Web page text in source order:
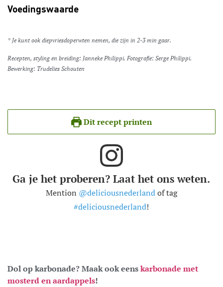
Voedingswaarde
* Je kunt ook diepvriesdoperwten nemen, die zijn in 2-3 min gaar.
Recepten, styling en breiding: Janneke Philippi. Fotografie: Serge Philippi.
Bewerking: Trudelies Schouten
Dit recept printen
Ga je het proberen? Laat het ons weten.
Mention @deliciousnederlandof tag
#deliciousnederland!
Dol op karbonade? Maak ook eenskarbonade met
mosterd en aardappels!